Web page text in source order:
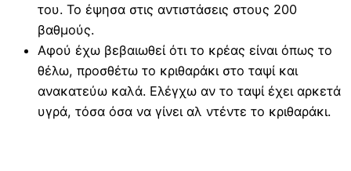
του. Το έψησα στις αντιστάσεις στους 200
βαθμούς.
Αφού έχω βεβαιωθεί ότι το κρέας είναι όπως το
θέλω, προσθέτω το κριθαράκι στο ταψί και
ανακατεύω καλά. Ελέγχω αν το ταψί έχει αρκετά
υγρά, τόσα όσα να γίνει αλ ντέντε το κριθαράκι.